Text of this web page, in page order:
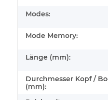
Modes:
Mode Memory:
Länge (mm):
Durchmesser Kopf /
(mm):